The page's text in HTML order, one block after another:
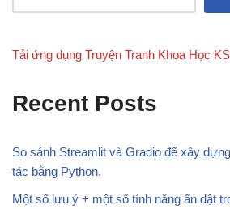
Tải ứng dụng Truyện Tranh Khoa Học
Recent Posts
So sánh Streamlit và Gradio để xây
tác bằng Python.
Một số lưu ý + một số tính năng ẩn dật